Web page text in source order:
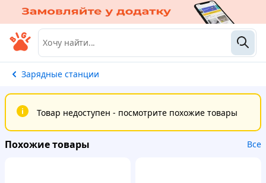
Зарядные станции
Товар недоступен - посмотрите похожие товары
Похожие товары Все